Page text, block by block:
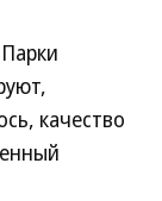
качество